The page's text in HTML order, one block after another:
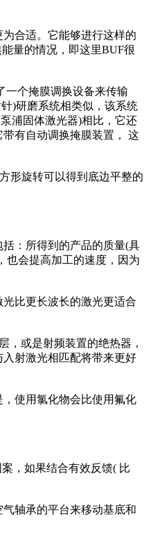
合适。它能够进行这样的
量的情况，即这里BUF很
一个掩膜调换设备来传输
)研磨系统相类似，该系统
浦固体激光器)相比，它还
有自动调换掩膜装置， 这
形旋转可以得到底边平整的
：所得到的产品的质量(具
也会提高加工的速度，因为
比更长波长的激光更适合
或是射频装置的绝热器，
射激光相匹配将带来更好
使用氯化物会比使用氟化
，如果结合有效反馈( 比
轴承的平台来移动基底和